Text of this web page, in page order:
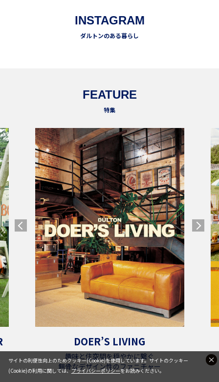
INSTAGRAM
ダルトンのある暮らし
FEATURE
特集
DOER’S LIVING
趣味と住空間を穏やかに繋ぐ
無骨なデザイン性のファニチャー
サイトの利便性向上のためクッキー(Cookie)を使用しています。サイトのクッキー
(Cookie)の利用に関しては、 プライバシーポリシーをお読みください。